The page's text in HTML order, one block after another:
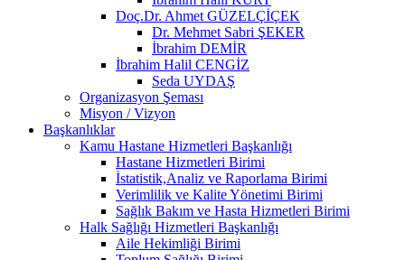
Doç.Dr. Ahmet GÜZELÇİÇEK
Dr. Mehmet Sabri ŞEKER
İbrahim DEMİR
İbrahim Halil CENGİZ
Seda UYDAŞ
Organizasyon Şeması
Misyon / Vizyon
Başkanlıklar
Kamu Hastane Hizmetleri Başkanlığı
Hastane Hizmetleri Birimi
İstatistik,Analiz ve Raporlama Birimi
Verimlilik ve Kalite Yönetimi Birimi
Sağlık Bakım ve Hasta Hizmetleri Birimi
Halk Sağlığı Hizmetleri Başkanlığı
Aile Hekimliği Birimi